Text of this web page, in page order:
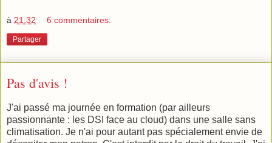
à 21:32 6 commentaires:
Partager
Pas d'avis !
J'ai passé ma journée en formation (par ailleurs
passionnante : les DSI face au cloud) dans une salle sans
climatisation. Je n'ai pour autant pas spécialement envie de